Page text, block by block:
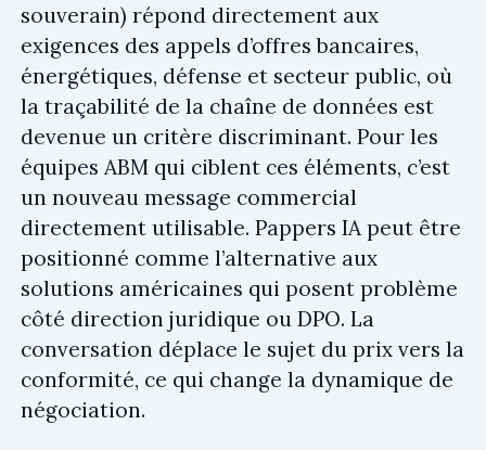
souverain) répond directement aux
exigences des appels d’offres bancaires,
énergétiques, défense et secteur public, où
la traçabilité de la chaîne de données est
devenue un critère discriminant. Pour les
équipes ABM qui ciblent ces éléments, c’est
un nouveau message commercial
directement utilisable. Pappers IA peut être
positionné comme l’alternative aux
solutions américaines qui posent problème
côté direction juridique ou DPO. La
conversation déplace le sujet du prix vers la
conformité, ce qui change la dynamique de
négociation.